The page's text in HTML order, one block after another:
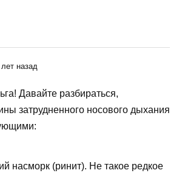
назад
Давайте разбираться,
затрудненного носового дыхания
насморк (ринит). Не такое редкое